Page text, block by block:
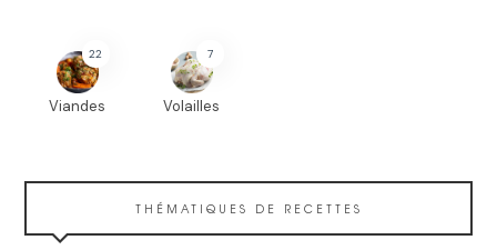
22
Viandes
7
Volailles
THÉMATIQUES DE RECETTES